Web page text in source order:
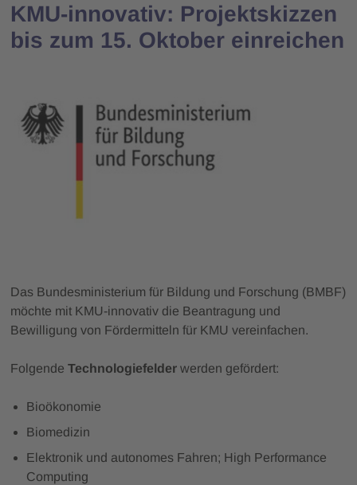
KMU-innovativ: Projektskizzen
bis zum 15. Oktober einreichen
Das Bundesministerium für Bildung und Forschung (BMBF)
möchte mit KMU-innovativ die Beantragung und
Bewilligung von Fördermitteln für KMU vereinfachen.
FolgendeTechnologiefelderwerden gefördert:
Bioökonomie
Biomedizin
Elektronik und autonomes Fahren; High Performance
Computing